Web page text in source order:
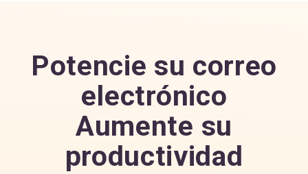
Potencie su correo
electrónico
Aumente su
productividad